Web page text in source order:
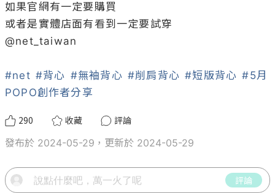
如果官網有一定要購買
或者是實體店面有看到一定要試穿
@net_taiwan
#net #背心 #無袖背心 #削肩背心 #短版背心 #5月
POPO創作者分享
290 收藏
評論
發布於 2024-05-29，更新於 2024-05-29
評論